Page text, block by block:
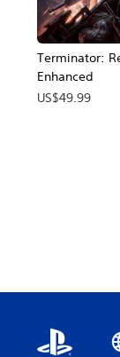
Terminator:
Enhanced
US$49.99